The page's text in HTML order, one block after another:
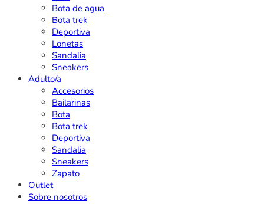
Bota de agua
Bota trek
Deportiva
Lonetas
Sandalia
Sneakers
Adulto/a
Accesorios
Bailarinas
Bota
Bota trek
Deportiva
Sandalia
Sneakers
Zapato
Outlet
Sobre nosotros